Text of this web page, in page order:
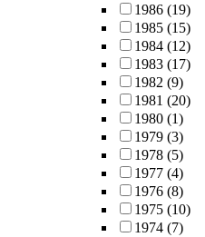
1986 (19)
1985 (15)
1984 (12)
1983 (17)
1982 (9)
1981 (20)
1980 (1)
1979 (3)
1978 (5)
1977 (4)
1976 (8)
1975 (10)
1974 (7)